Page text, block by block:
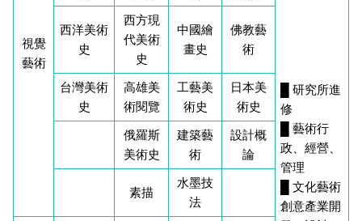
專業課程/人文素養/知能運用
視覺
藝術
█ 研究所進
修
█ 藝術行
政、經營、
管理
█ 文化藝術
創意產業開
西洋美術
史
西方現
代美術
史
中國繪
畫史
佛教藝
術
台灣美術
史
高雄美
術閱覽
工藝美
術史
日本美
術史
俄羅斯
美術史
建築藝
術
設計概
論
素描
水墨技
法